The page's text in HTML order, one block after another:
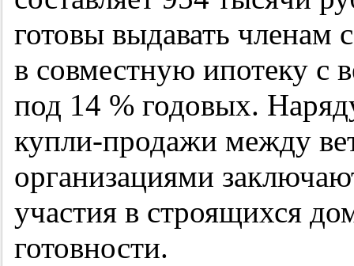
готовы выдавать членам
в совместную ипотеку с
под 14 % годовых.
купли-продажи между
организациями
участия в строящихся
готовности.